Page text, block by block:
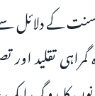
کے دلائل سے
تقلید